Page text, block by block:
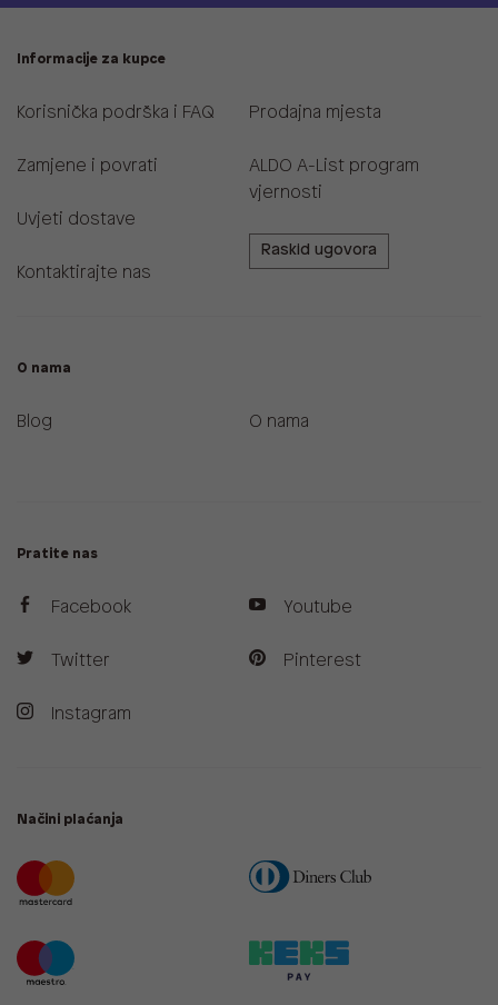
Informacije za kupce
Korisnička podrška i FAQ
Zamjene i povrati
Uvjeti dostave
Kontaktirajte nas
Prodajna mjesta
ALDO A-List program
vjernosti
Raskid ugovora
O nama
Blog O nama
Pratite nas
Facebook
Twitter
Instagram
Youtube
Pinterest
Načini plaćanja